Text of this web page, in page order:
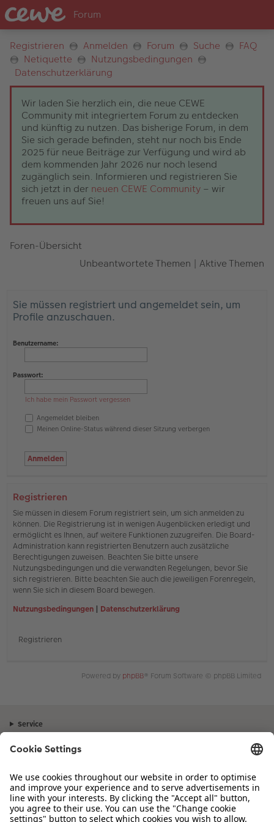
Registrieren Anmelden Forum Suche
FAQ
Netiquette
Nutzungsbedingungen
Datenschutzerklärung
Wir laden Sie herzlich ein, die neue CEWE
Community mit integriertem Forum zu entdecken
und künftig zu nutzen. Das bisherige Forum, in dem
Sie sich gerade befinden, steht nur noch bis Ende
2025 für neue Beiträge zur Verfügung und wird ab
dem kommenden Jahr 2026 nur noch lesend
zugänglich sein. Informieren und registrieren Sie
sich jetzt in der neuen CEWE Community – wir
freuen uns auf Sie!
Foren-Übersicht
Unbeantwortete Themen | Aktive Themen
Sie müssen registriert und angemeldet sein, um
Profile anzuschauen.
Benutzername:
Passwort:
Ich habe mein Passwort vergessen
Angemeldet bleiben
Meinen Online-Status während dieser Sitzung verbergen
Registrieren
Sie müssen in diesem Forum registriert sein, um sich anmelden zu
können. Die Registrierung ist in wenigen Augenblicken erledigt und
ermöglicht es Ihnen, auf weitere Funktionen zuzugreifen. Die Board-
Administration kann registrierten Benutzern auch zusätzliche
Berechtigungen zuweisen. Beachten Sie bitte unsere
Nutzungsbedingungen und die verwandten Regelungen, bevor Sie
sich registrieren. Bitte beachten Sie auch die jeweiligen Forenregeln,
wenn Sie sich in diesem Board bewegen.
Nutzungsbedingungen | Datenschutzerklärung
Registrieren
Powered by phpBB® Forum Software © phpBB Limited
Service
Sortiment